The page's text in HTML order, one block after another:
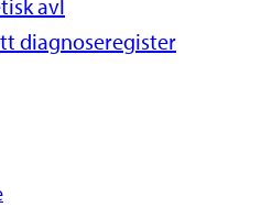
avl
diagnoseregister